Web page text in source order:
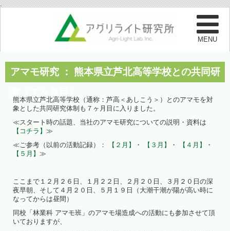
.
アマモ研究 ： 熊本県立芦北高等学校との共同研
熊本県立芦北高等学校（通称：芦高＜あしこう＞）とのアマモを対
象とした共同研究体制も７ヶ月目に入りました。
≪スタート時の話題、当社のアマモ研究についての説明・資料は
【コチラ】 ≫
≪ご参考（以前の活動記録）：
【２月】 ・ 【３月】 ・ 【４月】
・
【５月】 ≫
ここまで１２月２６日、１月２２日、２月２０日、３月２０日の深
夜早朝、そして４月２０日、５月１９日（大潮干潮が陽が高い時に
なってからは昼間）
同校「林業科 アマモ班」のアマモ場造成への活動にも参加させて頂
いておりますが、